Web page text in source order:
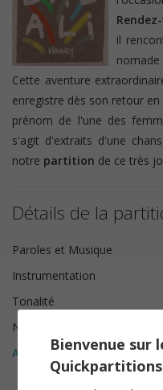
il
Cette aventure
enregistre dès son retour
prénom de l'une des
s'agit d'extraits d'une
notre partition de ce très
Détails de la
Paroles et Musique
Instrumentation
Tonalité
Nombre de pages
Avis clients (5)
Bienvenue sur
Quickpartitions